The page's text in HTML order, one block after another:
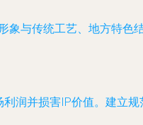
与传统工艺、地方特色
润并损害IP价值。建立